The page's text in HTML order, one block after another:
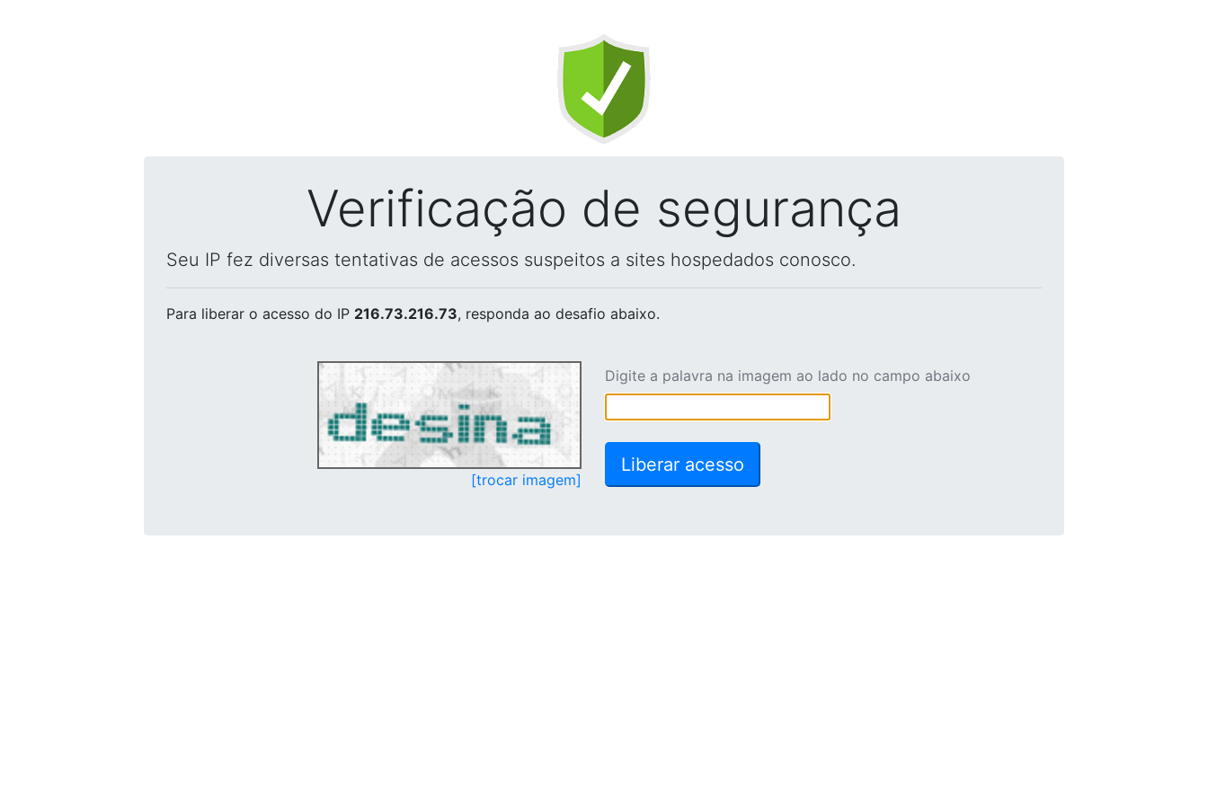
Verificação de segurança
Seu IP fez diversas tentativas de acessos suspeitos a sites hospedados conosco.
Para liberar o acesso do IP 216.73.216.73, responda ao desafio abaixo.
[trocar imagem]
Digite a palavra na imagem ao lado no campo abaixo